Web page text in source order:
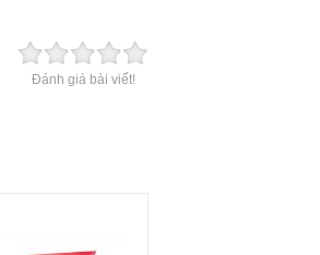
Đánh giá bài viết!